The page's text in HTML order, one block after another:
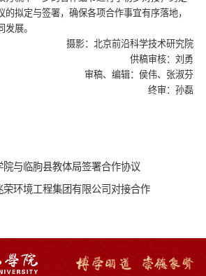
拟定与签署，确保各项合作事宜有序落地，
展。
摄影：北京前沿科学技术研究院
供稿审核：刘勇
审稿、编辑：侯伟、张淑芬
终审：孙磊
院与临朐县教体局签署合作协议
荣环境工程集团有限公司对接合作